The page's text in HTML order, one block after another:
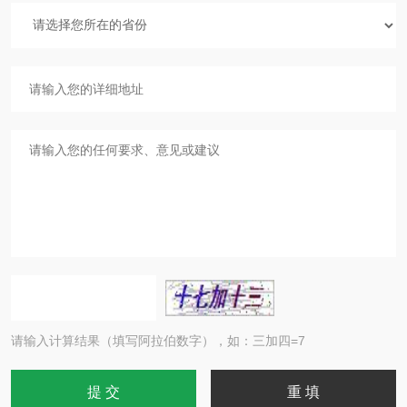
请输入计算结果（填写阿拉伯数字），如：三加四=7